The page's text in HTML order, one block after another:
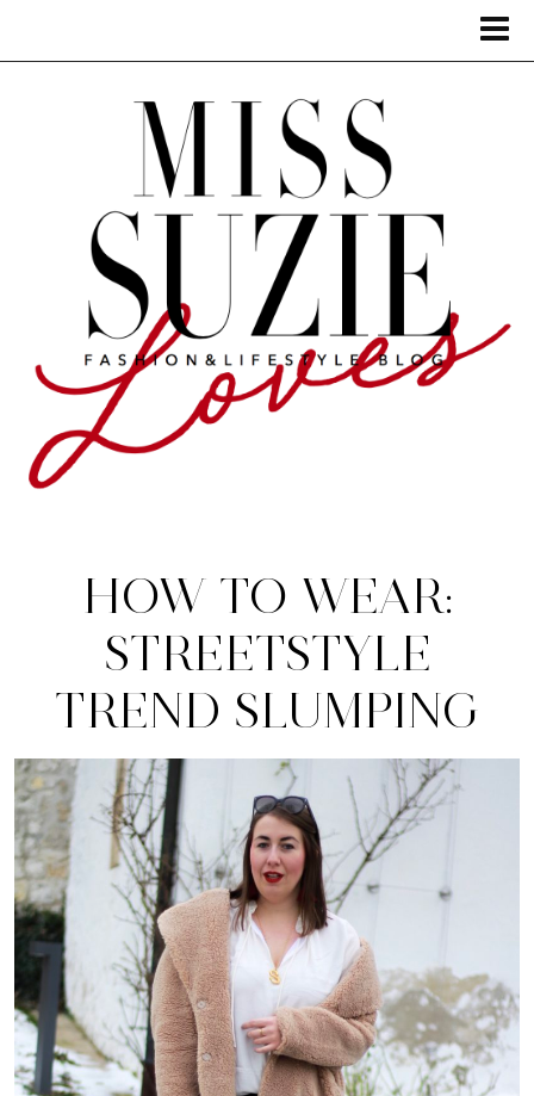
HOW TO WEAR:
STREETSTYLE
TREND SLUMPING